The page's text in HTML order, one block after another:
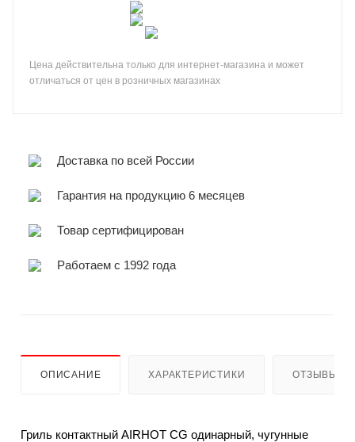
Цена действительна только для интернет-магазина и может
отличаться от цен в розничных магазинах
Доставка по всей России
Гарантия на продукцию 6 месяцев
Товар сертифицирован
Работаем с 1992 года
ОПИСАНИЕ ХАРАКТЕРИСТИКИ ОТЗЫВЫ
Гриль контактный AIRHOT CG одинарный, чугунные